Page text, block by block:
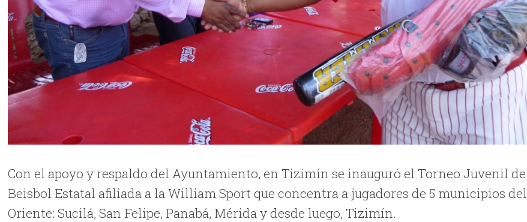
Con el apoyo y respaldo del Ayuntamiento, en Tizimín se inauguró el Torneo Juvenil de
Beisbol Estatal afiliada a la William Sport que concentra a jugadores de 5 municipios del
Oriente: Sucilá, San Felipe, Panabá, Mérida y desde luego, Tizimín.